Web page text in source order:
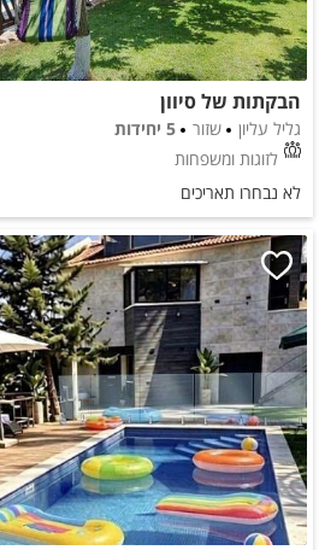
הבקתות של סיוון
גליל עליון שזור
5 יחידות
לזוגות ומשפחות
לא נבחרו תאריכים